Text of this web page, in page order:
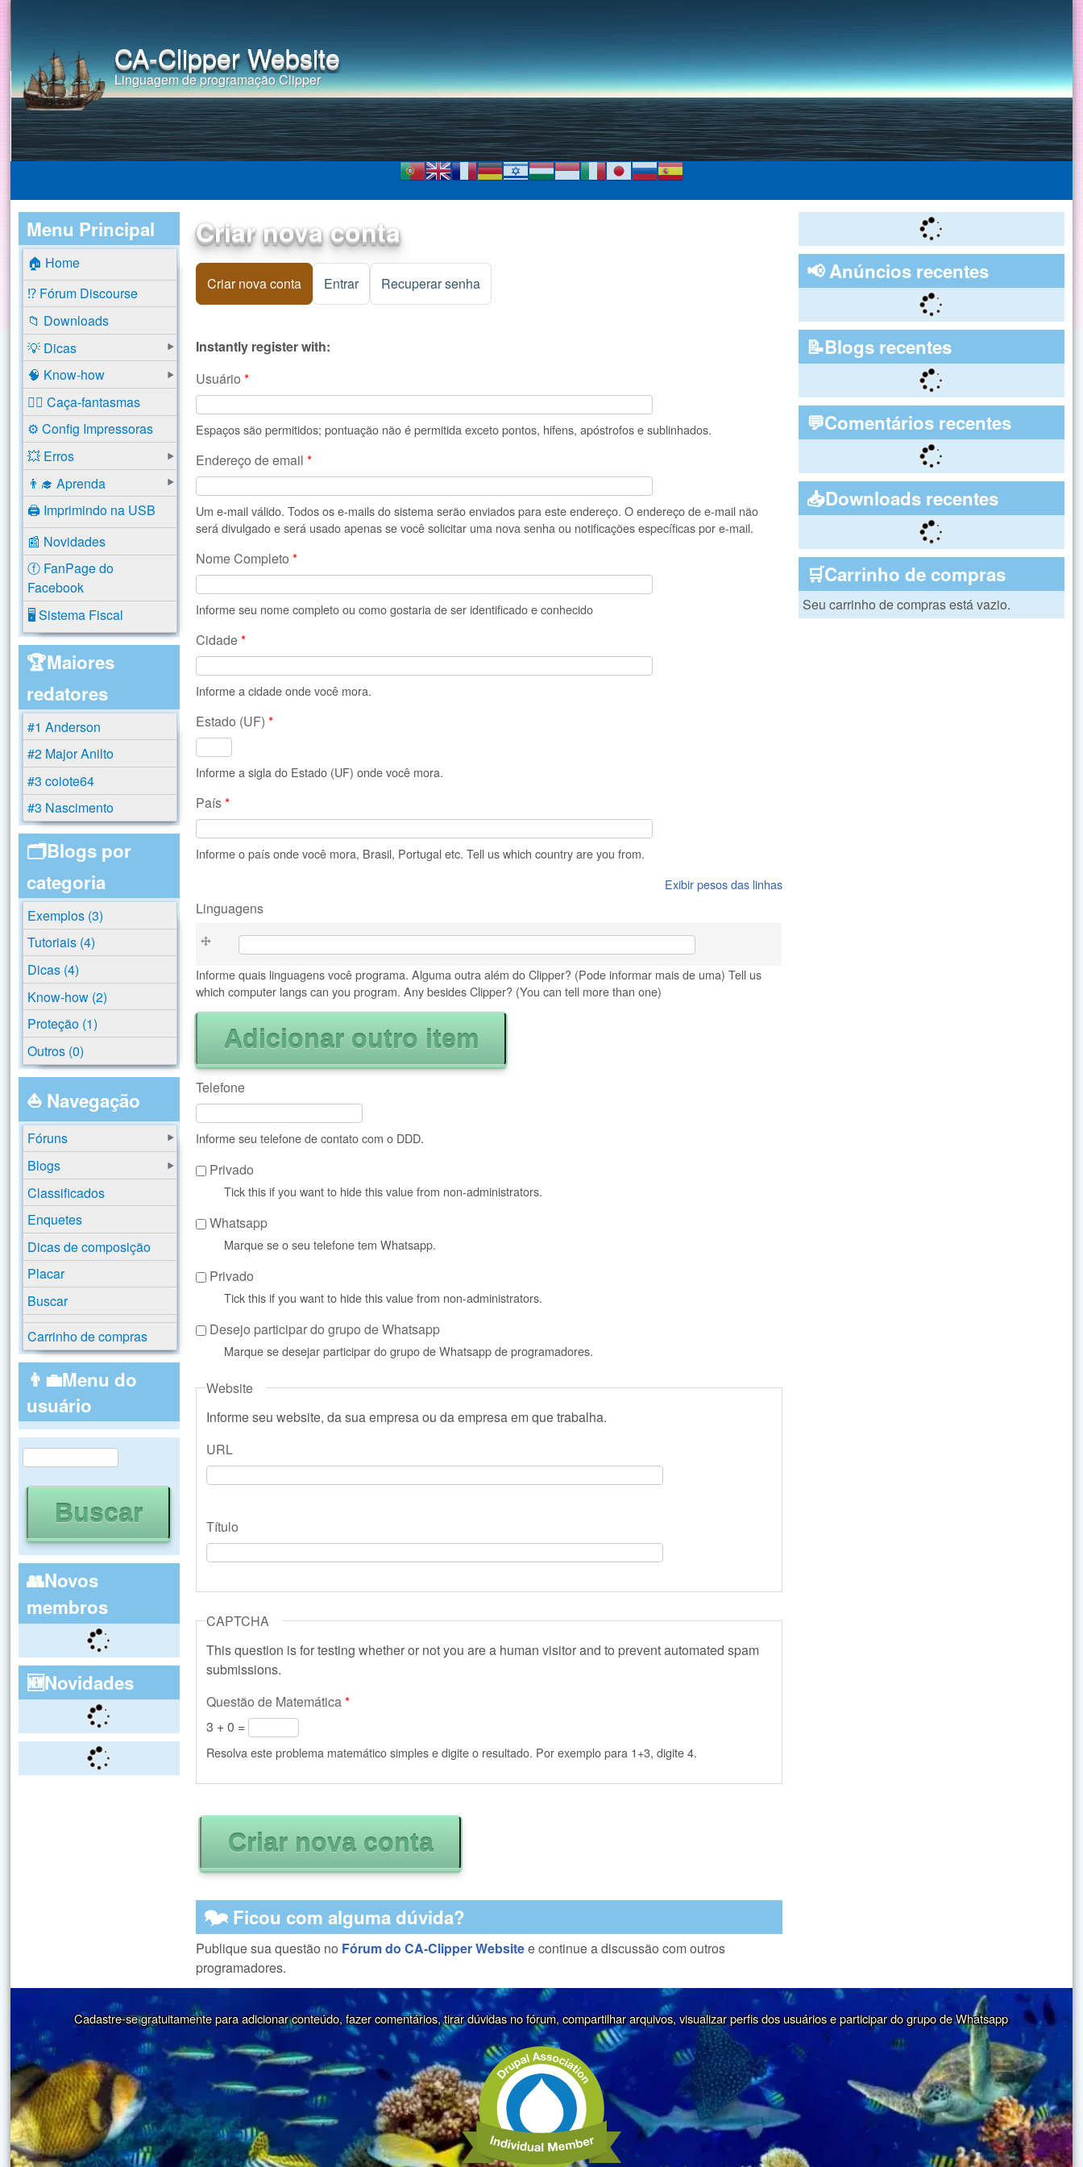
CA-Clipper Website
Linguagem de programação Clipper
Criar nova conta
Criar nova conta (aba ativa)
Entrar Recuperar senha
Instantly register with:
Usuário*
Espaços são permitidos; pontuação não é permitida exceto pontos, hifens, apóstrofos e sublinhados.
Endereço de email*
Um e-mail válido. Todos os e-mails do sistema serão enviados para este endereço. O endereço de e-mail não
será divulgado e será usado apenas se você solicitar uma nova senha ou notificações específicas por e-mail.
Nome Completo*
Informe seu nome completo ou como gostaria de ser identificado e conhecido
Cidade*
Informe a cidade onde você mora.
Estado (UF)*
Informe a sigla do Estado (UF) onde você mora.
País*
Informe o país onde você mora, Brasil, Portugal etc. Tell us which country are you from.
Exibir pesos das linhas
Linguagens
Linguagens
Informe quais linguagens você programa. Alguma outra além do Clipper? (Pode informar mais de uma) Tell us
which computer langs can you program. Any besides Clipper? (You can tell more than one)
Telefone
Informe seu telefone de contato com o DDD.
Privado
Tick this if you want to hide this value from non-administrators.
Whatsapp
Marque se o seu telefone tem Whatsapp.
Privado
Tick this if you want to hide this value from non-administrators.
Desejo participar do grupo de Whatsapp
Marque se desejar participar do grupo de Whatsapp de programadores.
Website
Informe seu website, da sua empresa ou da empresa em que trabalha.
URL
Título
CAPTCHA
This question is for testing whether or not you are a human visitor and to prevent automated spam
submissions.
Questão de Matemática*
3 + 0 =
Resolva este problema matemático simples e digite o resultado. Por exemplo para 1+3, digite 4.
🗫 Ficou com alguma dúvida?
Publique sua questão no Fórum do CA-Clipper Websitee continue a discussão com outros
programadores.
Menu Principal
🏠 Home
⁉️ Fórum Discourse
📁 Downloads
💡 Dicas
🧠 Know-how
🕵️‍♂️ Caça-fantasmas
⚙️ Config Impressoras
💥 Erros
👨‍🎓 Aprenda
🖨️ Imprimindo na USB
📰 Novidades
ⓕ FanPage do
Facebook
🖥️ Sistema Fiscal
🏆Maiores
redatores
#1 Anderson
#2 Major Anilto
#3 coiote64
#3 Nascimento
🗂️Blogs por
categoria
Exemplos (3)
Tutoriais (4)
Dicas (4)
Know-how (2)
Proteção (1)
Outros (0)
⛵ Navegação
Fóruns
Blogs
Classificados
Enquetes
Dicas de composição
Placar
Buscar
Carrinho de compras
👨‍💼Menu do
usuário
Formulário de busca
Buscar
👥Novos
membros
🆕Novidades
📢 Anúncios recentes
📝Blogs recentes
💬Comentários recentes
📥Downloads recentes
🛒Carrinho de compras
Seu carrinho de compras está vazio.
Cadastre-se gratuitamente para adicionar conteúdo, fazer comentários, tirar dúvidas no fórum, compartilhar arquivos, visualizar perfis dos usuários e participar do grupo de Whatsapp